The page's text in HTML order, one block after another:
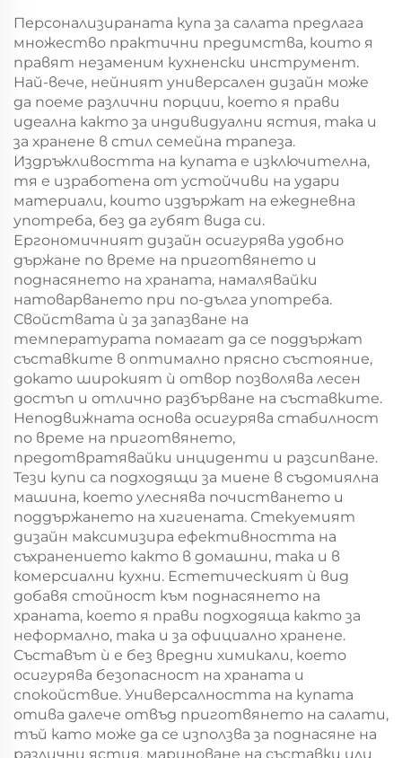
за екранна печат за
Нова година/
Кристемас, упаковка
за транспорт на
храна
Нова година/
Кристемас, упаковка
за транспорт на
храна
Персонализираната купа за салата предлага
множество практични предимства, които я
правят незаменим кухненски инструмент.
Най-вече, нейният универсален дизайн може
да поеме различни порции, което я прави
идеална както за индивидуални ястия, така и
за хранене в стил семейна трапеза.
Издръжливостта на купата е изключителна,
тя е изработена от устойчиви на удари
материали, които издържат на ежедневна
употреба, без да губят вида си.
Ергономичният дизайн осигурява удобно
държане по време на приготвянето и
поднасянето на храната, намалявайки
натоварването при по-дълга употреба.
Свойствата ѝ за запазване на
температурата помагат да се поддържат
съставките в оптимално прясно състояние,
докато широкият ѝ отвор позволява лесен
достъп и отлично разбърване на съставките.
Неподвижната основа осигурява стабилност
по време на приготвянето,
предотвратявайки инциденти и разсипване.
Тези купи са подходящи за миене в съдомиялна
машина, което улеснява почистването и
поддържането на хигиената. Стекуемият
дизайн максимизира ефективността на
съхранението както в домашни, така и в
комерсиални кухни. Естетическият ѝ вид
добавя стойност към поднасянето на
храната, което я прави подходяща както за
неформално, така и за официално хранене.
Съставът ѝ е без вредни химикали, което
осигурява безопасност на храната и
спокойствие. Универсалността на купата
отива далече отвъд приготвянето на салати,
тъй като може да се използва за поднасяне на
различни ястия, мариноване на съставки или